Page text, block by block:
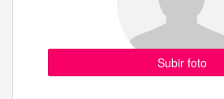
Subir foto